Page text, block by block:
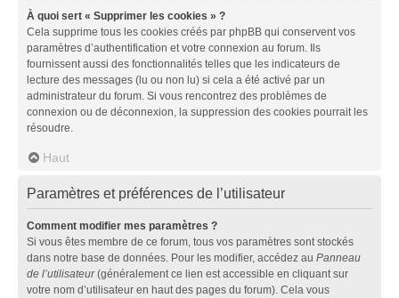
À quoi sert « Supprimer les cookies » ?
Cela supprime tous les cookies créés par phpBB qui conservent vos
paramètres d’authentification et votre connexion au forum. Ils
fournissent aussi des fonctionnalités telles que les indicateurs de
lecture des messages (lu ou non lu) si cela a été activé par un
administrateur du forum. Si vous rencontrez des problèmes de
connexion ou de déconnexion, la suppression des cookies pourrait les
résoudre.
Haut
Paramètres et préférences de l’utilisateur
Comment modifier mes paramètres ?
Si vous êtes membre de ce forum, tous vos paramètres sont stockés
dans notre base de données. Pour les modifier, accédez au Panneau
de l’utilisateur(généralement ce lien est accessible en cliquant sur
votre nom d’utilisateur en haut des pages du forum). Cela vous